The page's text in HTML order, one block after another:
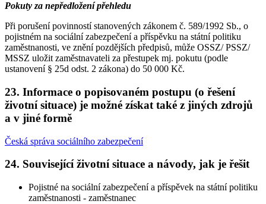
Pokuty za nepředložení přehledu
Při porušení povinností stanovených zákonem č. 589/1992 Sb., o
pojistném na sociální zabezpečení a příspěvku na státní politiku
zaměstnanosti, ve znění pozdějších předpisů, může OSSZ/ PSSZ/
MSSZ uložit zaměstnavateli za přestupek mj. pokutu (podle
ustanovení § 25d odst. 2 zákona) do 50 000 Kč.
23. Informace o popisovaném postupu (o řešení
životní situace) je možné získat také z jiných zdrojů
a v jiné formě
Česká správa sociálního zabezpečení
24. Související životní situace a návody, jak je řešit
Pojistné na sociální zabezpečení a příspěvek na státní politiku
zaměstnanosti - zaměstnanec